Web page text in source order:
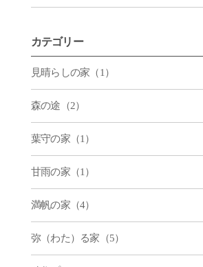
カテゴリー
見晴らしの家（1）
森の途（2）
葉守の家（1）
甘雨の家（1）
満帆の家（4）
弥（わた）る家（5）